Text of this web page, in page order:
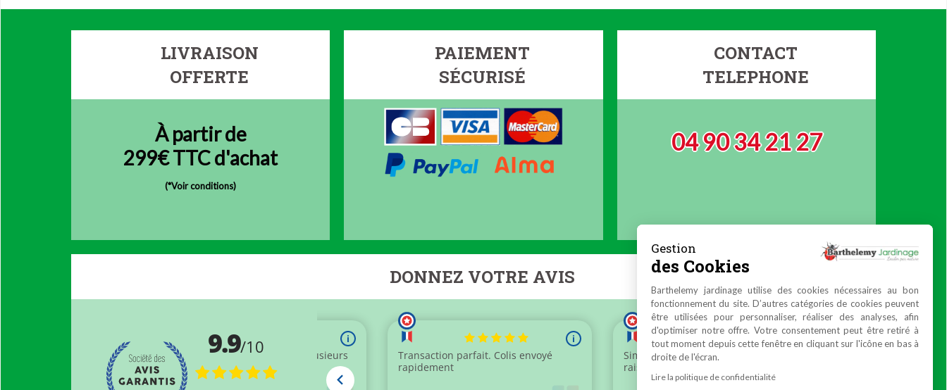
LIVRAISON
OFFERTE
À partir de
299€ TTC d'achat
(*Voir conditions)
PAIEMENT
SÉCURISÉ
CONTACT
TELEPHONE
04 90 34 21 27
DONNEZ VOTRE AVIS
Gestion
des Cookies
Barthelemy jardinage utilise des cookies nécessaires au bon
fonctionnement du site. D’autres catégories de cookies peuvent
être utilisées pour personnaliser, réaliser des analyses, afin
d'optimiser notre offre. Votre consentement peut être retiré à
tout moment depuis cette fenêtre en cliquant sur l'icône en bas à
droite de l'écran.
Lire la politique de confidentialité